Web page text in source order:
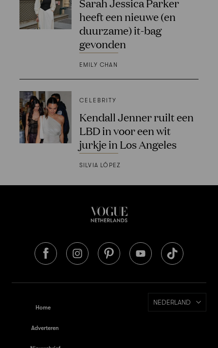
Sarah Jessica Parker
heeft een nieuwe (en
duurzame) it-bag
gevonden
EMILY CHAN
CELEBRITY
Kendall Jenner ruilt een
LBD in voor een wit
jurkje in Los Angeles
SILVIA LÓPEZ
Home
Adverteren
NEDERLAND